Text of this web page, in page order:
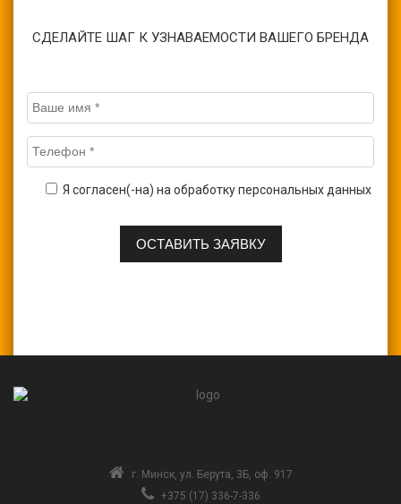
СДЕЛАЙТЕ ШАГ К УЗНАВАЕМОСТИ ВАШЕГО БРЕНДА
Я согласен(-на) на обработку персональных данных
г. Минск, ул. Берута, 3Б, оф. 917
+375 (17) 336-7-336